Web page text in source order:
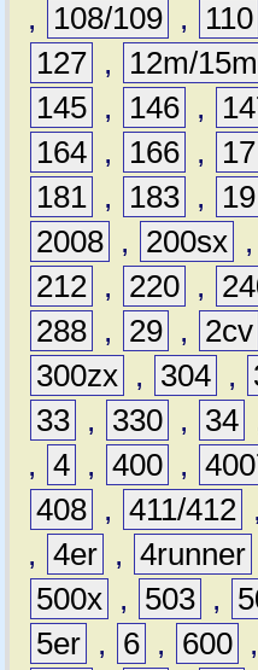
,
108/109 , 110
127 , 12m/15m
145 , 146 ,
164 , 166 , 17
181 , 183 , 19
2008 , 200sx ,
212 , 220 ,
288 , 29 , 2cv
300zx , 304 ,
33 , 330 , 34
, 4 , 400 ,
408 , 411/412 ,
, 4er , 4runner
500x , 503 ,
5er , 6 , 600 ,